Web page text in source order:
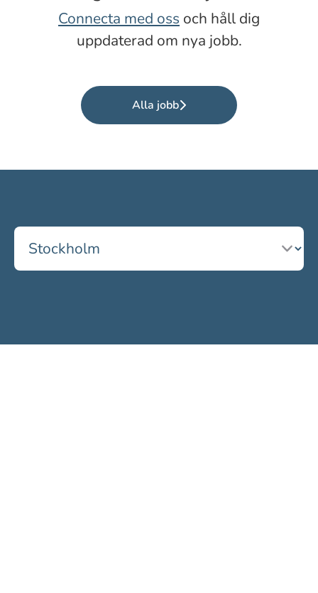
Connecta med oss och håll dig
uppdaterad om nya jobb.
Alla jobb